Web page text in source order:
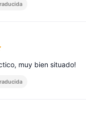
muy bien situado!